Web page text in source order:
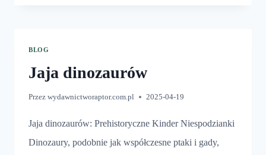
BLOG
Jaja dinozaurów
Przez wydawnictworaptor.com.pl 2025-04-19
Jaja dinozaurów: Prehistoryczne Kinder Niespodzianki
Dinozaury, podobnie jak współczesne ptaki i gady,